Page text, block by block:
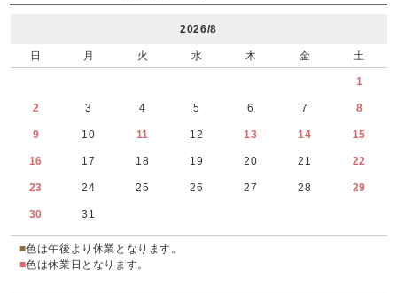
2026/8
日 月 火 水 木 金 土
1
2 3 4 5 6 7 8
9 10 11 12 13 14 15
16 17 18 19 20 21 22
23 24 25 26 27 28 29
30 31
■色は午後より休業となります。
■色は休業日となります。